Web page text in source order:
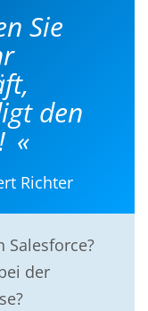
Sie
den
Richter
Salesforce?
der